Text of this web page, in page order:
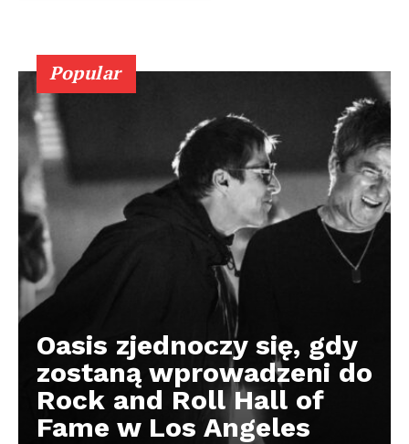
Popular
Oasis zjednoczy się, gdy
zostaną wprowadzeni do
Rock and Roll Hall of
Fame w Los Angeles